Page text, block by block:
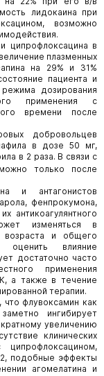
лидокаина при
возможно
ципрофлоксацина в
плазменных
на 29% и 31%
пациента и
дозирования
применения с
времени после
добровольцев
в дозе 50 мг,
в 2 раза. В связи с
только после
и антагонистов
фенпрокумона,
антикоагулянтного
изменяться в
возраста и общего
оценить влияние
достаточно часто
применения
а также в течение
терапии.
что флувоксамин как
ингибирует
увеличению
клинических
подобные эффекты
агомелатина и